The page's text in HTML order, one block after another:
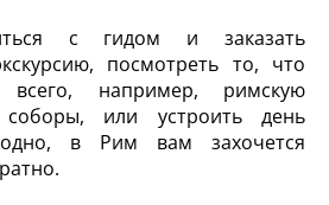
с гидом и заказать
посмотреть то, что
всего, например, римскую
соборы, или устроить день
в Рим вам захочется